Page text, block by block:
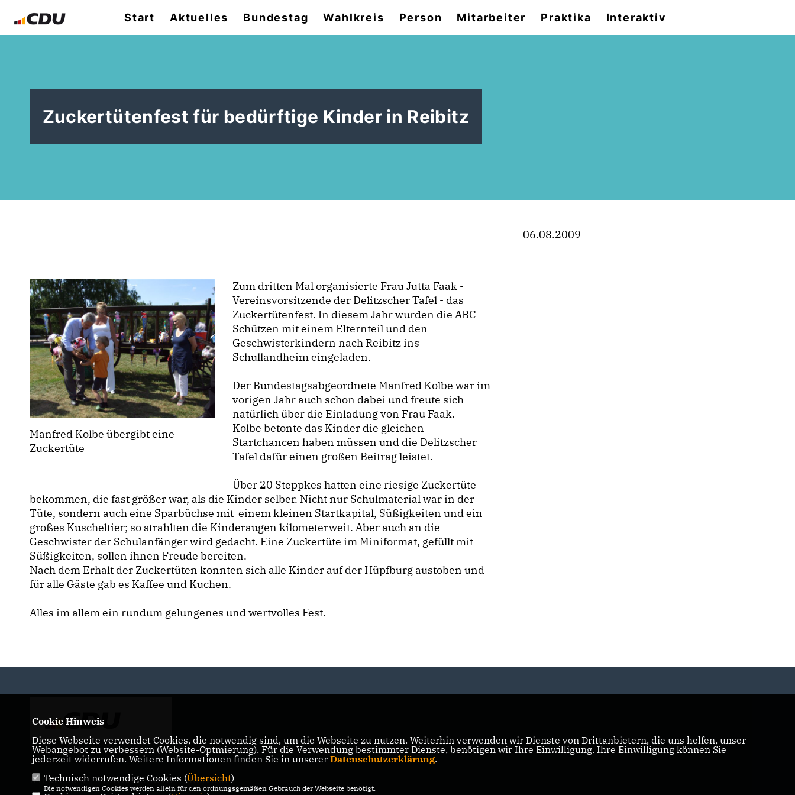
Start Aktuelles Bundestag Wahlkreis Person Mitarbeiter Praktika Interaktiv
Zuckertütenfest für bedürftige Kinder in Reibitz
Manfred Kolbe übergibt eine
Zuckertüte
Zum dritten Mal organisierte Frau Jutta Faak -
Vereinsvorsitzende der Delitzscher Tafel - das
Zuckertütenfest. In diesem Jahr wurden die ABC-
Schützen mit einem Elternteil und den
Geschwisterkindern nach Reibitz ins
Schullandheim eingeladen.
Der Bundestagsabgeordnete Manfred Kolbe war im
vorigen Jahr auch schon dabei und freute sich
natürlich über die Einladung von Frau Faak.
Kolbe betonte das Kinder die gleichen
Startchancen haben müssen und die Delitzscher
Tafel dafür einen großen Beitrag leistet.
Über 20 Steppkes hatten eine riesige Zuckertüte
bekommen, die fast größer war, als die Kinder selber. Nicht nur Schulmaterial war in der
Tüte, sondern auch eine Sparbüchse mit einem kleinen Startkapital, Süßigkeiten und ein
großes Kuscheltier; so strahlten die Kinderaugen kilometerweit. Aber auch an die
Geschwister der Schulanfänger wird gedacht. Eine Zuckertüte im Miniformat, gefüllt mit
Süßigkeiten, sollen ihnen Freude bereiten.
Nach dem Erhalt der Zuckertüten konnten sich alle Kinder auf der Hüpfburg austoben und
für alle Gäste gab es Kaffee und Kuchen.
Alles im allem ein rundum gelungenes und wertvolles Fest.
06.08.2009
IMPRESSUM DATENSCHUTZ KONTAKT
Cookie Hinweis
Diese Webseite verwendet Cookies, die notwendig sind, um die Webseite zu nutzen. Weiterhin verwenden wir Dienste von Drittanbietern, die uns helfen, unser
Webangebot zu verbessern (Website-Optmierung). Für die Verwendung bestimmter Dienste, benötigen wir Ihre Einwilligung. Ihre Einwilligung können Sie
jederzeit widerrufen. Weitere Informationen finden Sie in unserer Datenschutzerklärung.
Technisch notwendige Cookies (Übersicht)
Die notwendigen Cookies werden allein für den ordnungsgemäßen Gebrauch der Webseite benötigt.